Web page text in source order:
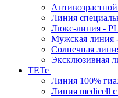
Линия
Люкс-линия -
Мужская линия
Солнечная
Эксклюзивная
TETe
Линия 100%
Линия medicell